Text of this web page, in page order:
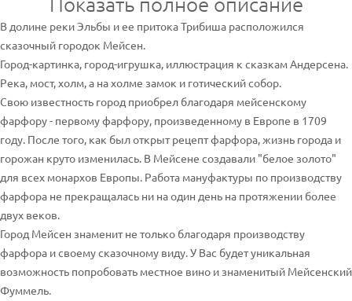
В долине реки Эльбы и ее притока Трибиша расположился
сказочный городок Мейсен.
Город-картинка, город-игрушка, иллюстрация к сказкам Андерсена.
Река, мост, холм, а на холме замок и готический собор.
Свою известность город приобрел благодаря мейсенскому
фарфору - первому фарфору, произведенному в Европе в 1709
году. После того, как был открыт рецепт фарфора, жизнь города и
горожан круто изменилась. В Мейсене создавали "белое золото"
для всех монархов Европы. Работа мануфактуры по производству
фарфора не прекращалась ни на один день на протяжении более
двух веков.
Город Мейсен знаменит не только благодаря производству
фарфора и своему сказочному виду. У Вас будет уникальная
возможность попробовать местное вино и знаменитый Мейсенский
Фуммель.